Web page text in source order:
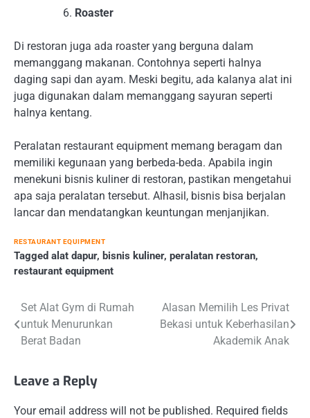
Roaster
Di restoran juga ada roaster yang berguna dalam
memanggang makanan. Contohnya seperti halnya
daging sapi dan ayam. Meski begitu, ada kalanya alat ini
juga digunakan dalam memanggang sayuran seperti
halnya kentang.
Peralatan restaurant equipment memang beragam dan
memiliki kegunaan yang berbeda-beda. Apabila ingin
menekuni bisnis kuliner di restoran, pastikan mengetahui
apa saja peralatan tersebut. Alhasil, bisnis bisa berjalan
lancar dan mendatangkan keuntungan menjanjikan.
RESTAURANT EQUIPMENT
Tagged alat dapur, bisnis kuliner, peralatan restoran,
restaurant equipment
Post
navigation
Set Alat Gym di Rumah
untuk Menurunkan
Berat Badan
Alasan Memilih Les Privat
Bekasi untuk Keberhasilan
Akademik Anak
Leave a Reply
Your email address will not be published. Required fields